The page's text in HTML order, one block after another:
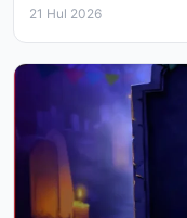
21 Hul 2026